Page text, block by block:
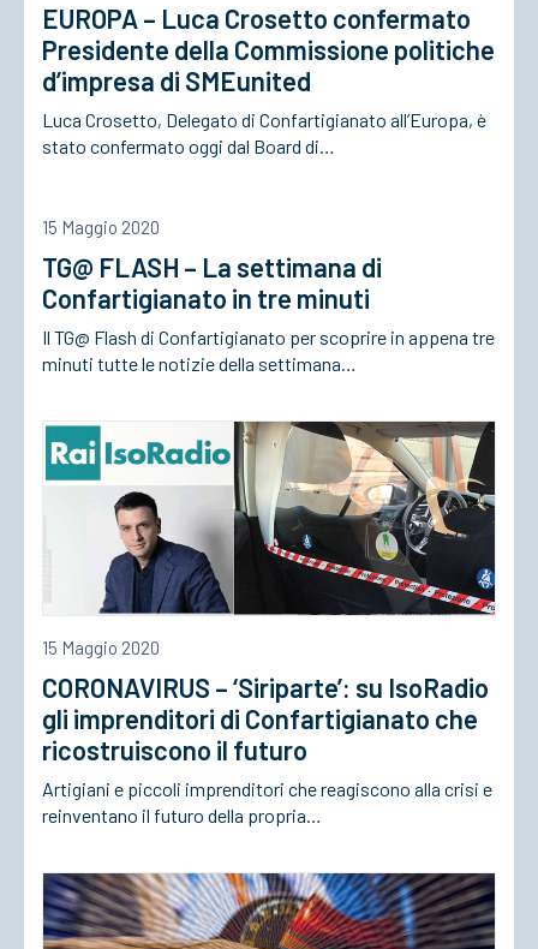
EUROPA – Luca Crosetto confermato
Presidente della Commissione politiche
d’impresa di SMEunited
Luca Crosetto, Delegato di Confartigianato all’Europa, è
stato confermato oggi dal Board di…
15 Maggio 2020
TG@ FLASH – La settimana di
Confartigianato in tre minuti
Il TG@ Flash di Confartigianato per scoprire in appena tre
minuti tutte le notizie della settimana…
15 Maggio 2020
CORONAVIRUS – ‘Siriparte’: su IsoRadio
gli imprenditori di Confartigianato che
ricostruiscono il futuro
Artigiani e piccoli imprenditori che reagiscono alla crisi e
reinventano il futuro della propria…